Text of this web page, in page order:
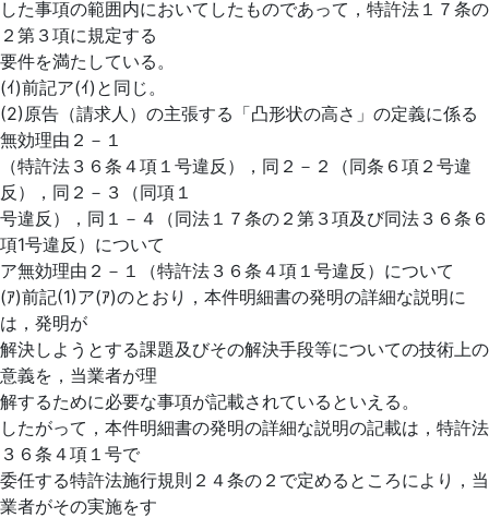
した事項の範囲内においてしたものであって，特許法１７条の
２第３項に規定する
要件を満たしている。
(ｲ)前記ア(ｲ)と同じ。
(2)原告（請求人）の主張する「凸形状の高さ」の定義に係る
無効理由２－１
（特許法３６条４項１号違反），同２－２（同条６項２号違
反），同２－３（同項１
号違反），同１－４（同法１７条の２第３項及び同法３６条６
項1号違反）について
ア無効理由２－１（特許法３６条４項１号違反）について
(ｱ)前記(1)ア(ｱ)のとおり，本件明細書の発明の詳細な説明に
は，発明が
解決しようとする課題及びその解決手段等についての技術上の
意義を，当業者が理
解するために必要な事項が記載されているといえる。
したがって，本件明細書の発明の詳細な説明の記載は，特許法
３６条４項１号で
委任する特許法施行規則２４条の２で定めるところにより，当
業者がその実施をす